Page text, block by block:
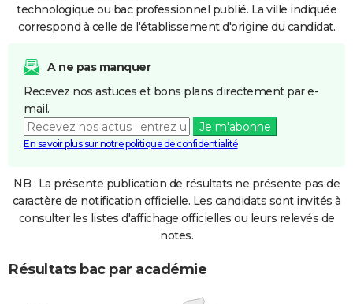
technologique ou bac professionnel publié. La ville indiquée
correspond à celle de l'établissement d'origine du candidat.
A ne pas manquer
Recevez nos astuces et bons plans directement par e-
mail.
Je m'abonne
En savoir plus sur notre politique de confidentialité
NB : La présente publication de résultats ne présente pas de
caractère de notification officielle. Les candidats sont invités à
consulter les listes d'affichage officielles ou leurs relevés de
notes.
Résultats bac par académie